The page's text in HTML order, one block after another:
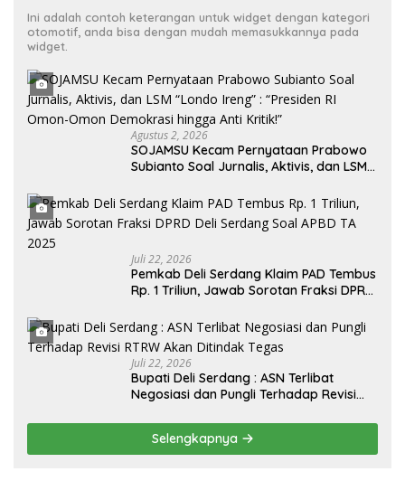
Ini adalah contoh keterangan untuk widget dengan kategori
otomotif, anda bisa dengan mudah memasukkannya pada
widget.
Agustus 2, 2026
SOJAMSU Kecam Pernyataan Prabowo
Subianto Soal Jurnalis, Aktivis, dan LSM
Omon Demokrasi hingga Anti Kritik!”
Juli 22, 2026
Pemkab Deli Serdang Klaim PAD Tembus
Rp. 1 Triliun, Jawab Sorotan Fraksi DPRD
Juli 22, 2026
Bupati Deli Serdang : ASN Terlibat
Negosiasi dan Pungli Terhadap Revisi
Selengkapnya